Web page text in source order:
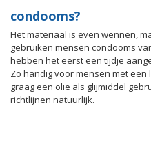
condooms?
Het materiaal is even wennen,
gebruiken mensen condooms
hebben het eerst een tijdje
Zo handig voor mensen met
graag een olie als glijmiddel
richtlijnen natuurlijk.